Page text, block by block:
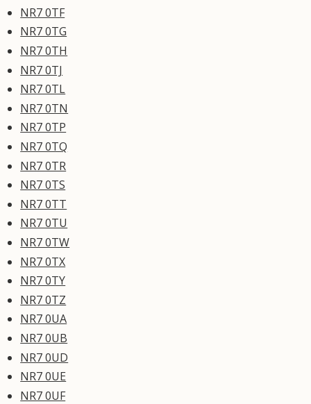
NR7 0TF
NR7 0TG
NR7 0TH
NR7 0TJ
NR7 0TL
NR7 0TN
NR7 0TP
NR7 0TQ
NR7 0TR
NR7 0TS
NR7 0TT
NR7 0TU
NR7 0TW
NR7 0TX
NR7 0TY
NR7 0TZ
NR7 0UA
NR7 0UB
NR7 0UD
NR7 0UE
NR7 0UF